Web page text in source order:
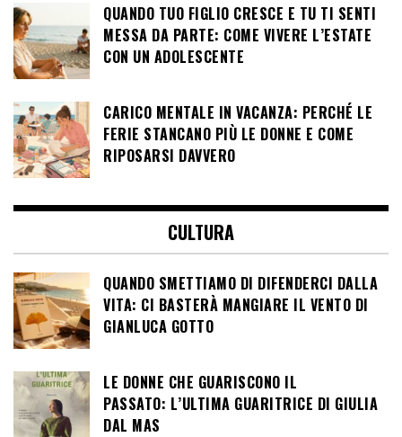
QUANDO TUO FIGLIO CRESCE E TU TI SENTI
MESSA DA PARTE: COME VIVERE L’ESTATE
CON UN ADOLESCENTE
CARICO MENTALE IN VACANZA: PERCHÉ LE
FERIE STANCANO PIÙ LE DONNE E COME
RIPOSARSI DAVVERO
CULTURA
QUANDO SMETTIAMO DI DIFENDERCI DALLA
VITA: CI BASTERÀ MANGIARE IL VENTO DI
GIANLUCA GOTTO
LE DONNE CHE GUARISCONO IL
PASSATO: L’ULTIMA GUARITRICE DI GIULIA
DAL MAS